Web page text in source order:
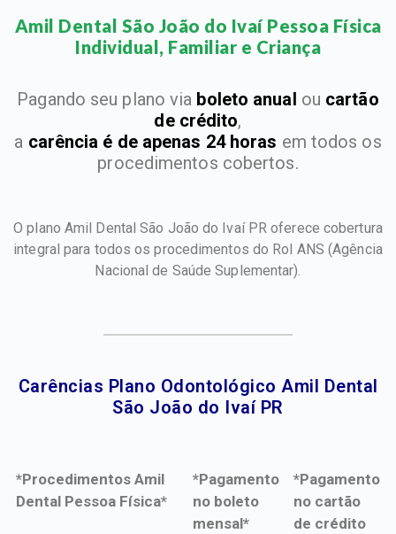
Amil Dental São João do Ivaí Pessoa Física
Individual, Familiar e Criança​
Pagando seu plano via boleto anual ou cartão
de crédito,
a carência é de apenas 24 horas em todos os
procedimentos cobertos.
O plano Amil Dental São João do Ivaí PR oferece cobertura
integral para todos os procedimentos do Rol ANS (Agência
Nacional de Saúde Suplementar).
Carências Plano Odontológico Amil Dental
São João do Ivaí PR​
*Procedimentos Amil
Dental Pessoa Física*
*Pagamento
no boleto
mensal*
*Pagamento
no cartão
de crédito